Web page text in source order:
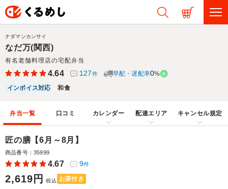
なだ万(関西)
有名老舗料理店の宅配弁当
ナダマンカンサイ
4.64 127件 早配・遅配率0%
インボイス対応
和食
弁当一覧 口コミ カレンダー 配達エリア キャンセル規定
匠の膳【6月～8月】
商品番号：35999
4.67 9件
2,619円 税込 お茶付き